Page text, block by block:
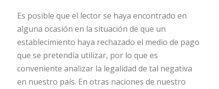
Es posible que el lector se haya encontrado en
alguna ocasión en la situación de que un
establecimiento haya rechazado el medio de pago
que se pretendía utilizar, por lo que es
conveniente analizar la legalidad de tal negativa
en nuestro país. En otras naciones de nuestro